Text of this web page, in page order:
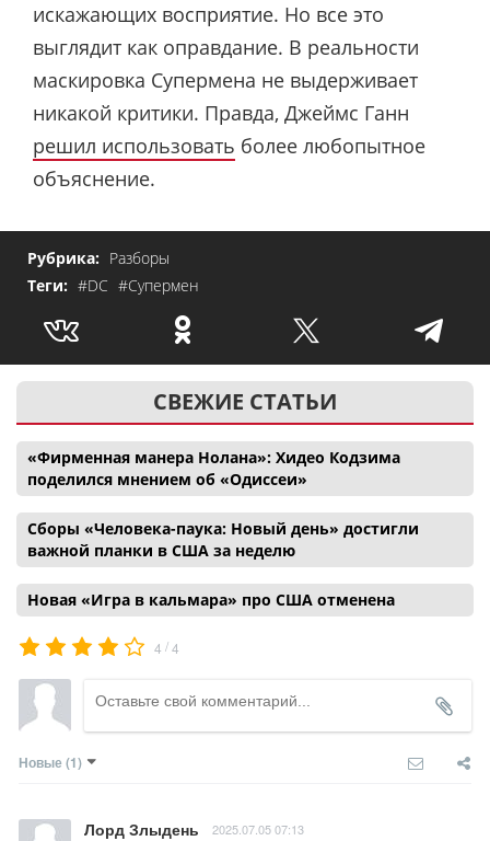
искажающих восприятие. Но все это
выглядит как оправдание. В реальности
маскировка Супермена не выдерживает
никакой критики. Правда, Джеймс Ганн
решил использовать более любопытное
объяснение.
Рубрика: Разборы
Теги: #DC #Супермен
СВЕЖИЕ СТАТЬИ
«Фирменная манера Нолана»: Хидео Кодзима
поделился мнением об «Одиссеи»
Сборы «Человека-паука: Новый день» достигли
важной планки в США за неделю
Новая «Игра в кальмара» про США отменена
4 /4
Новые (1)
Лорд Злыдень 2025.07.05 07:13